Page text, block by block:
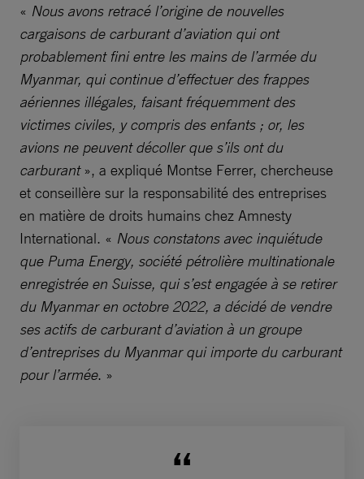
« Nous avons retracé l’origine de nouvelles
cargaisons de carburant d’aviation qui ont
probablement fini entre les mains de l’armée du
Myanmar, qui continue d’effectuer des frappes
aériennes illégales, faisant fréquemment des
victimes civiles, y compris des enfants ; or, les
avions ne peuvent décoller que s’ils ont du
carburant», a expliqué Montse Ferrer, chercheuse
et conseillère sur la responsabilité des entreprises
en matière de droits humains chez Amnesty
International. « Nous constatons avec inquiétude
que Puma Energy, société pétrolière multinationale
enregistrée en Suisse, qui s’est engagée à se retirer
du Myanmar en octobre 2022, a décidé de vendre
ses actifs de carburant d’aviation à un groupe
d’entreprises du Myanmar qui importe du carburant
pour l’armée. »